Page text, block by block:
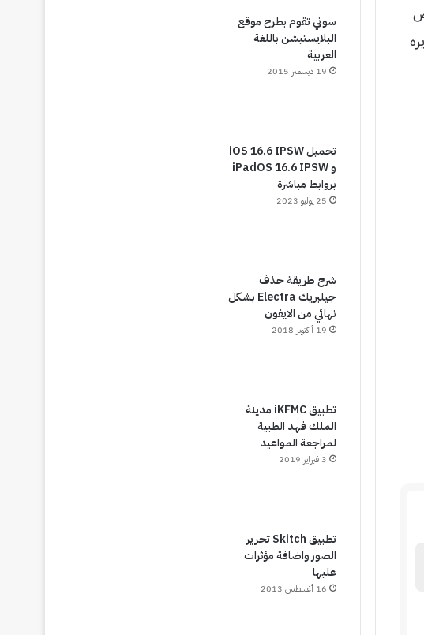
سوني تقوم بطرح موقع
البلايستيشن باللغة
العربية
19 ديسمبر 2015
تحميل iOS 16.6 IPSW
و iPadOS 16.6 IPSW
بروابط مباشرة
25 يوليو 2023
شرح طريقة حذف
جيلبريك Electra بشكل
نهائي من الايفون
19 أكتوبر 2018
تطبيق iKFMC‏ مدينة
الملك فهد الطبية
لمراجعة المواعيد
3 فبراير 2019
تطبيق Skitch تحرير
الصور واضافة مؤثرات
عليها
16 أغسطس 2013